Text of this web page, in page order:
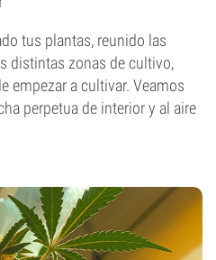
tus plantas, reunido las
distintas zonas de cultivo,
empezar a cultivar. Veamos
perpetua de interior y al aire